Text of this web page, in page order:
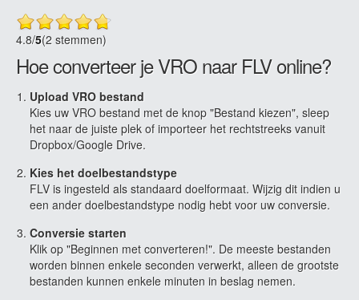
4.8/5(2 stemmen)
Hoe converteer je VRO naar FLV online?
Upload VRO bestand
Kies uw VRO bestand met de knop "Bestand kiezen", sleep
het naar de juiste plek of importeer het rechtstreeks vanuit
Dropbox/Google Drive.
Kies het doelbestandstype
FLV is ingesteld als standaard doelformaat. Wijzig dit indien u
een ander doelbestandstype nodig hebt voor uw conversie.
Conversie starten
Klik op "Beginnen met converteren!". De meeste bestanden
worden binnen enkele seconden verwerkt, alleen de grootste
bestanden kunnen enkele minuten in beslag nemen.